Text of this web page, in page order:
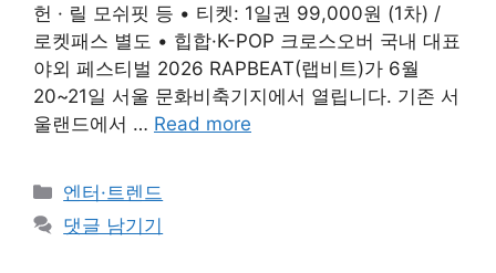
헌 · 릴 모쉬핏 등 • 티켓: 1일권 99,000원 (1차) /
로켓패스 별도 • 힙합·K-POP 크로스오버 국내 대표
야외 페스티벌 2026 RAPBEAT(랩비트)가 6월
20~21일 서울 문화비축기지에서 열립니다. 기존 서
울랜드에서 … Read more
카
테
고
엔터·트렌드
댓글 남기기